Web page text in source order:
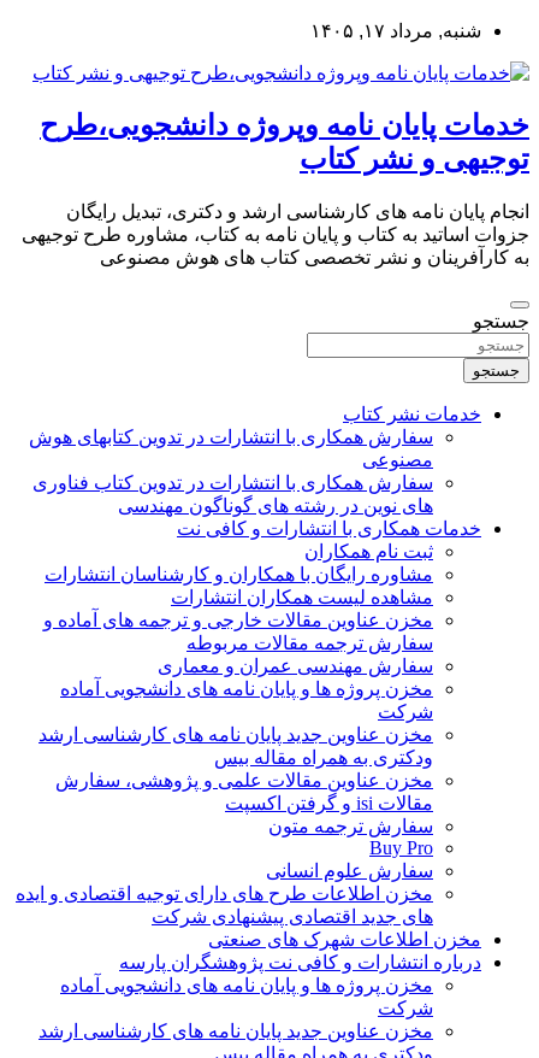
بروید
شنبه, مرداد ۱۷, ۱۴۰۵
خدمات پایان نامه وپروژه دانشجویی،طرح
توجیهی و نشر کتاب
انجام پایان نامه های کارشناسی ارشد و دکتری، تبدیل رایگان
جزوات اساتید به کتاب و پایان نامه به کتاب، مشاوره طرح توجیهی
به کارآفرینان و نشر تخصصی کتاب های هوش مصنوعی
جستجو
جستجو
خدمات نشر کتاب
سفارش همکاری با انتشارات در تدوین کتابهای هوش
مصنوعی
سفارش همکاری با انتشارات در تدوین کتاب فناوری
های نوین در رشته های گوناگون مهندسی
خدمات همکاری با انتشارات و کافی نت
ثبت نام همکاران
مشاوره رایگان با همکاران و کارشناسان انتشارات
مشاهده لیست همکاران انتشارات
مخزن عناوین مقالات خارجی و ترجمه های آماده و
سفارش ترجمه مقالات مربوطه
سفارش مهندسی عمران و معماری
مخزن پروژه ها و پایان نامه های دانشجویی آماده
شرکت
مخزن عناوین جدید پایان نامه های کارشناسی ارشد
ودکتری به همراه مقاله بیس
مخزن عناوین مقالات علمی و پژوهشی، سفارش
مقالات isi و گرفتن اکسپت
سفارش ترجمه متون
Buy Pro
سفارش علوم انسانی
مخزن اطلاعات طرح های دارای توجیه اقتصادی و ایده
های جدید اقتصادی پیشنهادی شرکت
مخزن اطلاعات شهرک های صنعتی
درباره انتشارات و کافی نت پژوهشگران پارسه
مخزن پروژه ها و پایان نامه های دانشجویی آماده
شرکت
مخزن عناوین جدید پایان نامه های کارشناسی ارشد
ودکتری به همراه مقاله بیس